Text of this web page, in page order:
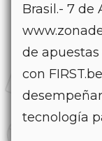
Brasil.- 7 de
de apuestas
con
tecnología